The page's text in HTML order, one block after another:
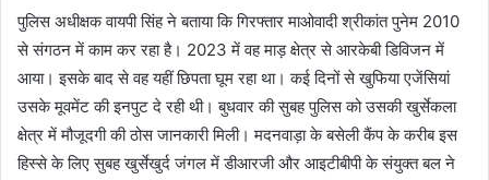
पुलिस अधीक्षक वायपी सिंह ने बताया कि गिरफ्तार माओवादी श्रीकांत पुनेम 2010
से संगठन में काम कर रहा है। 2023 में वह माड़ क्षेत्र से आरकेबी डिविजन में
आया। इसके बाद से वह यहीं छिपता घूम रहा था। कई दिनों से खुफिया एजेंसियां
उसके मूवमेंट की इनपुट दे रही थी। बुधवार की सुबह पुलिस को उसकी खुर्सेकला
क्षेत्र में मौजूदगी की ठोस जानकारी मिली। मदनवाड़ा के बसेली कैंप के करीब इस
हिस्से के लिए सुबह खुर्सेखुर्द जंगल में डीआरजी और आइटीबीपी के संयुक्त बल ने